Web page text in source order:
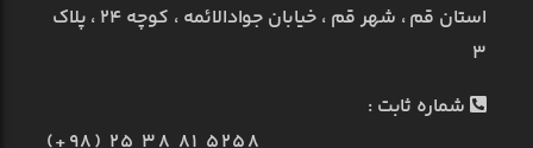
استان قم ، شهر قم ، خیابان جوادالائمه ، کوچه ۲۴ ، پلاک
۳
شماره ثابت :